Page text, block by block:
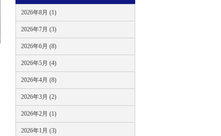
2026年8月 (1)
2026年7月 (3)
2026年6月 (8)
2026年5月 (4)
2026年4月 (8)
2026年3月 (2)
2026年2月 (1)
2026年1月 (3)